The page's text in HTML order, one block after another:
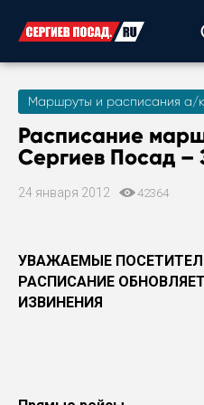
Маршруты и расписания а/к
Расписание
Сергиев Посад –
24 января 2012 42364
УВАЖАЕМЫЕ
РАСПИСАНИЕ
ИЗВИНЕНИЯ